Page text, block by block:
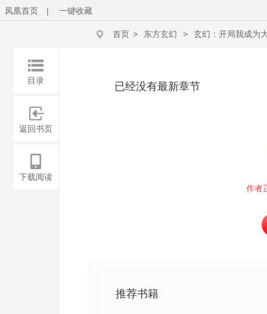
凤凰首页 | 一键收藏
首页 > 东方玄幻 > 玄幻：开局我成为
已经没有最新章节
作者
推荐书籍
目录
返回书页
下载阅读